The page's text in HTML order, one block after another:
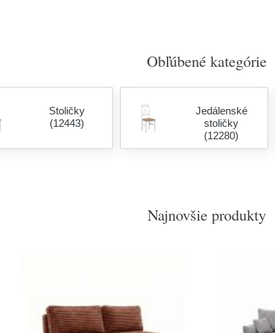
Obľúbené kategórie
Stoličky
(12443)
Jedálenské
stoličky
(12280)
Najnovšie produkty